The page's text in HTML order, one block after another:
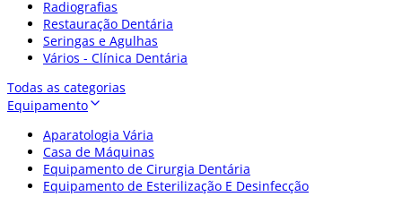
Radiografias
Restauração Dentária
Seringas e Agulhas
Vários - Clínica Dentária
Todas as categorias
Equipamento
Aparatologia Vária
Casa de Máquinas
Equipamento de Cirurgia Dentária
Equipamento de Esterilização E Desinfecção